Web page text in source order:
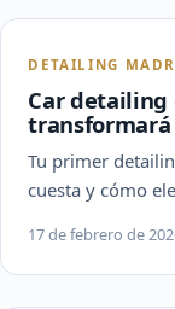
DETAILING
Car detailing
transformará
Tu primer
cuesta y cómo
17 de febrero de